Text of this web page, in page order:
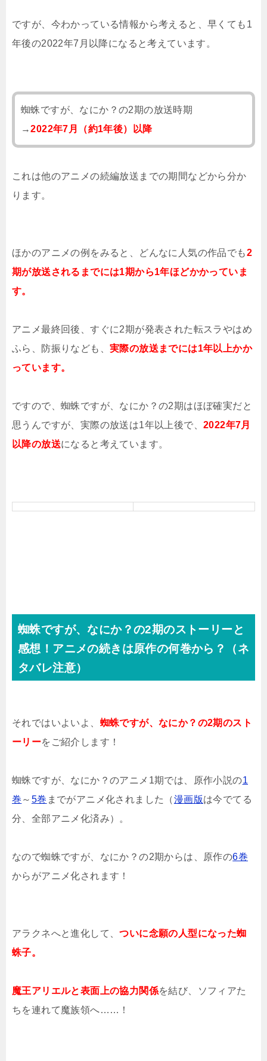
ですが、今わかっている情報から考えると、早くても1
年後の2022年7月以降になると考えています。
蜘蛛ですが、なにか？の2期の放送時期
→2022年7月（約1年後）以降
これは他のアニメの続編放送までの期間などから分か
ります。
ほかのアニメの例をみると、どんなに人気の作品でも2
期が放送されるまでには1期から1年ほどかかっていま
す。
アニメ最終回後、すぐに2期が発表された転スラやはめ
ふら、防振りなども、 実際の放送までには1年以上かか
っています。
ですので、蜘蛛ですが、なにか？の2期はほぼ確実だと
思うんですが、実際の放送は1年以上後で、 2022年7月
以降の放送になると考えています。
蜘蛛ですが、なにか？の2期のストーリーと
感想！アニメの続きは原作の何巻から？（ネ
タバレ注意）
それではいよいよ、 蜘蛛ですが、なにか？の2期のスト
ーリーをご紹介します！
蜘蛛ですが、なにか？のアニメ1期では、原作小説の1
巻 ～ 5巻 までがアニメ化されました（漫画版は今でてる
分、全部アニメ化済み）。
なので蜘蛛ですが、なにか？の2期からは、原作の6巻
からがアニメ化されます！
アラクネへと進化して、ついに念願の人型になった蜘
蛛子。
魔王アリエルと表面上の協力関係を結び、ソフィアた
ちを連れて魔族領へ……！